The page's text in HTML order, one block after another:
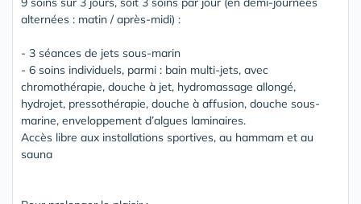
alternées : matin / après-midi) :
- 3 séances de jets sous-marin
- 6 soins individuels, parmi : bain multi-jets, avec
chromothérapie, douche à jet, hydromassage allongé,
hydrojet, pressothérapie, douche à affusion, douche sous-
marine, enveloppement d’algues laminaires.
Accès libre aux installations sportives, au hammam et au
sauna